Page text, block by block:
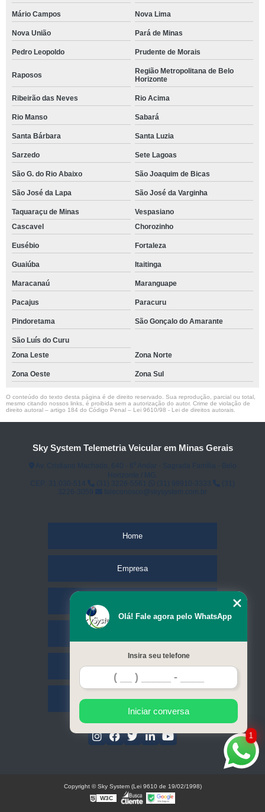
Mário Campos Nova Lima
Nova União Pará de Minas
Pedro Leopoldo Prudente de Morais
Raposos
Região Metropolitana de Belo
Horizonte
Ribeirão das Neves Rio Acima
Rio Manso Sabará
Santa Bárbara Santa Luzia
Sarzedo Sete Lagoas
São G. do Rio Abaixo São Joaquim de Bicas
São José da Lapa São José da Varginha
Taquaraçu de Minas
Vespasiano
Cascavel
Chorozinho
Eusébio Fortaleza
Guaiúba Itaitinga
Maracanaú Maranguape
Pacajus Paracuru
Pindoretama São Gonçalo do Amarante
São Luís do Curu
Zona Leste
Zona Norte
Zona Oeste Zona Sul
O conteúdo do texto desta página é de direito reservado. Sua reprodução, parcial ou total,
mesmo citando nossos links, é proibida sem a autorização do autor. Crime de violação de
direito autoral – artigo 184 do Código Penal – Lei 9610/98 - Lei de direitos autorais
Sky System Telemetria Veicular em Minas Gerais
Home
Empresa
Contato
Mapa do site
1
Olá! Fale agora pelo WhatsApp
Insira seu telefone
Iniciar conversa
Copyright © Sky System (Lei 9610 de 19/02/1998)
W3C